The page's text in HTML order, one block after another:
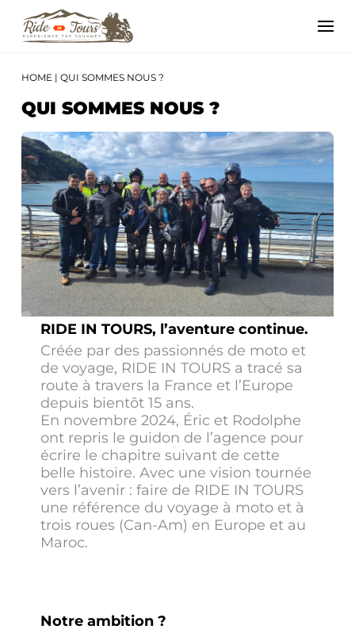
HOME | QUI SOMMES NOUS ?
QUI SOMMES NOUS ?
RIDE IN TOURS, l’aventure continue.
Créée par des passionnés de moto et
de voyage, RIDE IN TOURS a tracé sa
route à travers la France et l’Europe
depuis bientôt 15 ans.
En novembre 2024, Éric et Rodolphe
ont repris le guidon de l’agence pour
écrire le chapitre suivant de cette
belle histoire. Avec une vision tournée
vers l’avenir : faire de RIDE IN TOURS
une référence du voyage à moto et à
trois roues (Can-Am) en Europe et au
Maroc.
Notre ambition ?